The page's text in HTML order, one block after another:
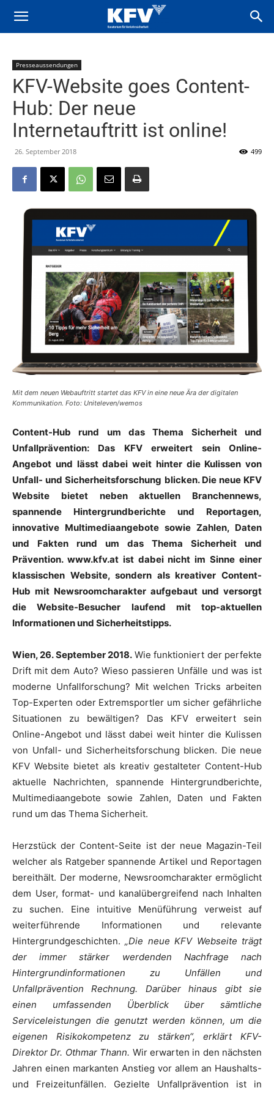
Presseaussendungen
KFV-Website goes Content-
Hub: Der neue
Internetauftritt ist online!
26. September 2018 499
Mit dem neuen Webauftritt startet das KFV in eine neue Ära der digitalen
Kommunikation. Foto: Uniteleven/wemos
Content-Hub rund um das Thema Sicherheit und
Unfallprävention: Das KFV erweitert sein Online-
Angebot und lässt dabei weit hinter die Kulissen von
Unfall- und Sicherheitsforschung blicken. Die neue KFV
Website bietet neben aktuellen Branchennews,
spannende Hintergrundberichte und Reportagen,
innovative Multimediaangebote sowie Zahlen, Daten
und Fakten rund um das Thema Sicherheit und
Prävention. www.kfv.at ist dabei nicht im Sinne einer
klassischen Website, sondern als kreativer Content-
Hub mit Newsroomcharakter aufgebaut und versorgt
die Website-Besucher laufend mit top-aktuellen
Informationen und Sicherheitstipps.
Wien, 26. September 2018.Wie funktioniert der perfekte
Drift mit dem Auto? Wieso passieren Unfälle und was ist
moderne Unfallforschung? Mit welchen Tricks arbeiten
Top-Experten oder Extremsportler um sicher gefährliche
Situationen zu bewältigen? Das KFV erweitert sein
Online-Angebot und lässt dabei weit hinter die Kulissen
von Unfall- und Sicherheitsforschung blicken. Die neue
KFV Website bietet als kreativ gestalteter Content-Hub
aktuelle Nachrichten, spannende Hintergrundberichte,
Multimediaangebote sowie Zahlen, Daten und Fakten
rund um das Thema Sicherheit.
Herzstück der Content-Seite ist der neue Magazin-Teil
welcher als Ratgeber spannende Artikel und Reportagen
bereithält. Der moderne, Newsroomcharakter ermöglicht
dem User, format- und kanalübergreifend nach Inhalten
zu suchen. Eine intuitive Menüführung verweist auf
weiterführende Informationen und relevante
Hintergrundgeschichten.„Die neue KFV Webseite trägt
der immer stärker werdenden Nachfrage nach
Hintergrundinformationen zu Unfällen und
Unfallprävention Rechnung. Darüber hinaus gibt sie
einen umfassenden Überblick über sämtliche
Serviceleistungen die genutzt werden können, um die
eigenen Risikokompetenz zu stärken“, erklärt KFV-
Direktor Dr. Othmar Thann. Wir erwarten in den nächsten
Jahren einen markanten Anstieg vor allem an Haushalts-
und Freizeitunfällen. Gezielte Unfallprävention ist in